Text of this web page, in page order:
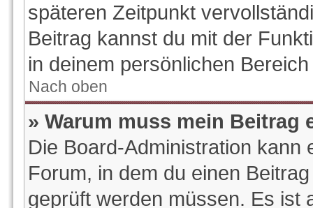
späteren Zeitpunkt
Beitrag kannst du mit der
in deinem persönlichen
Nach oben
» Warum muss mein Beitrag
Die Board-Administration kann
Forum, in dem du einen
geprüft werden müssen. Es ist